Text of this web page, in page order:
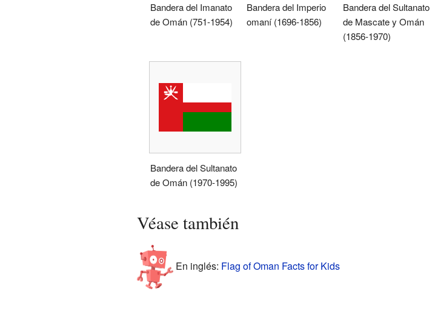
Bandera del Imanato
de Omán (751-1954)
Bandera del Imperio
omaní (1696-1856)
Bandera del Sultanato
de Mascate y Omán
(1856-1970)
Bandera del Sultanato
de Omán (1970-1995)
Véase también
En inglés: Flag of Oman Facts for Kids